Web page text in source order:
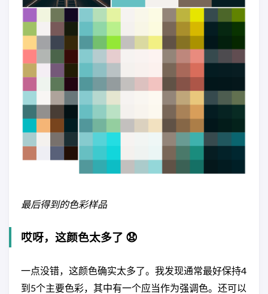
最后得到的色彩样品
哎呀，这颜色太多了 😧
一点没错，这颜色确实太多了。我发现通常最好保持4
到5个主要色彩，其中有一个应当作为强调色。还可以